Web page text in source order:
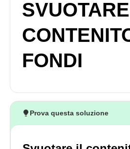
SVUOTARE
FONDI
Prova questa soluzione